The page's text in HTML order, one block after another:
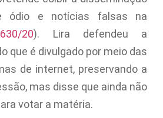
ódio e notícias falsas na
20). Lira defendeu a
que é divulgado por meio das
de internet, preservando a
mas disse que ainda não
votar a matéria.